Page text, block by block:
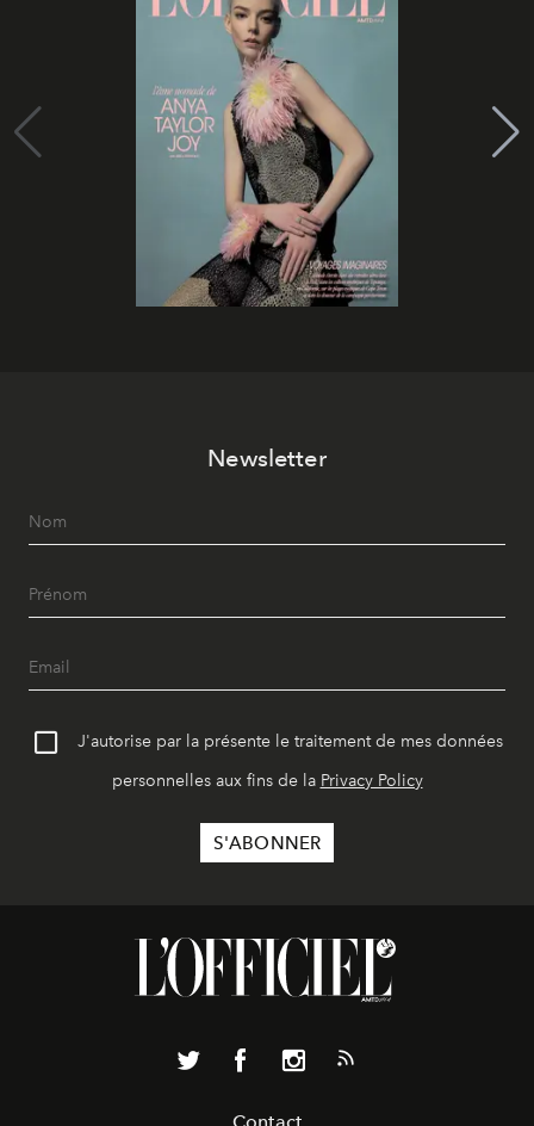
Newsletter
J'autorise par la présente le traitement de mes données
personnelles aux fins de la Privacy Policy